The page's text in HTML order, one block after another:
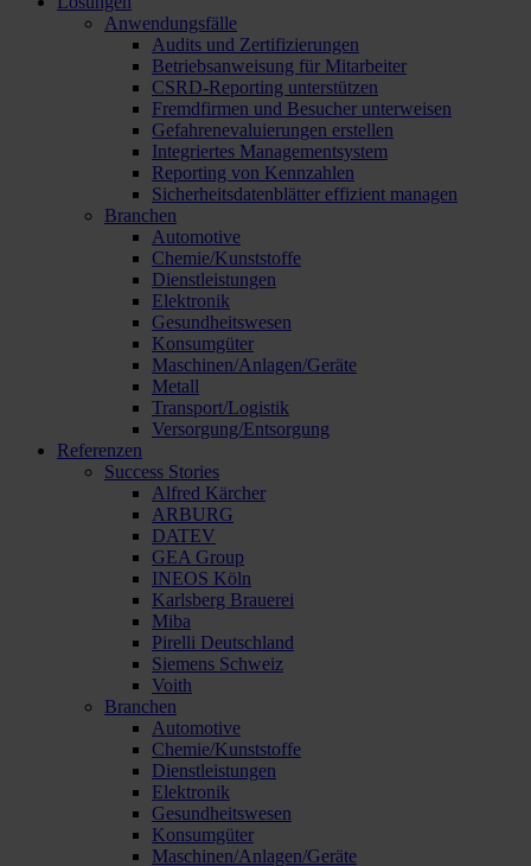
Anwendungsfälle
Audits und Zertifizierungen
Betriebsanweisung für Mitarbeiter
CSRD-Reporting unterstützen
Fremdfirmen und Besucher unterweisen
Gefahrenevaluierungen erstellen
Integriertes Managementsystem
Reporting von Kennzahlen
Sicherheitsdatenblätter effizient managen
Branchen
Automotive
Chemie/Kunststoffe
Dienstleistungen
Elektronik
Gesundheitswesen
Konsumgüter
Maschinen/Anlagen/Geräte
Metall
Transport/Logistik
Versorgung/Entsorgung
Referenzen
Success Stories
Alfred Kärcher
ARBURG
DATEV
GEA Group
INEOS Köln
Karlsberg Brauerei
Miba
Pirelli Deutschland
Siemens Schweiz
Voith
Branchen
Automotive
Chemie/Kunststoffe
Dienstleistungen
Elektronik
Gesundheitswesen
Konsumgüter
Maschinen/Anlagen/Geräte